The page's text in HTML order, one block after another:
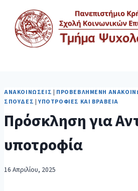
ΑΝΑΚΟΙΝΏΣΕΙΣ | ΠΡΟΒΕΒΛΗΜΈΝΗ
ΣΠΟΥΔΈΣ |ΥΠΟΤΡΟΦΊΕΣ ΚΑΙ ΒΡΑΒΕΊΑ
Πρόσκληση για
υποτροφία
16 Απριλίου, 2025